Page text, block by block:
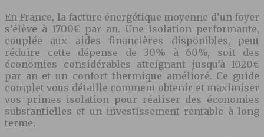
En France, la facture énergétique moyenne d’un foyer
s’élève à 1700€ par an. Une isolation performante,
couplée aux aides financières disponibles, peut
réduire cette dépense de 30% à 60%, soit des
économies considérables atteignant jusqu’à 1020€
par an et un confort thermique amélioré. Ce guide
complet vous détaille comment obtenir et maximiser
vos primes isolation pour réaliser des économies
substantielles et un investissement rentable à long
terme.